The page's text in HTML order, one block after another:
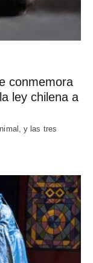
conmemora
ley chilena a
y las tres